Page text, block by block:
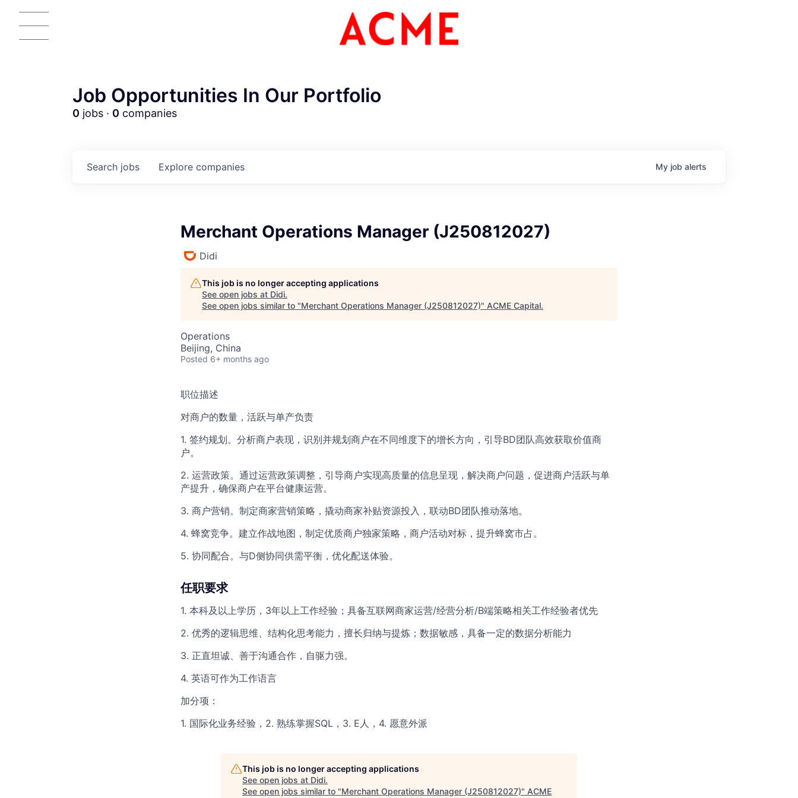
ACME Homepage
Job Opportunities In Our Portfolio
0 jobs · 0 companies
Search jobs Explore companies My job alerts
Merchant Operations Manager (J250812027)
Didi
This job is no longer accepting applications
See open jobs at Didi.
See open jobs similar to "Merchant Operations Manager (J250812027)" ACME Capital.
Operations
Beijing, China
Posted 6+ months ago
职位描述
对商户的数量，活跃与单产负责
1. 签约规划。分析商户表现，识别并规划商户在不同维度下的增长方向，引导BD团队高效获取价值商
户。
2. 运营政策。通过运营政策调整，引导商户实现高质量的信息呈现，解决商户问题，促进商户活跃与单
产提升，确保商户在平台健康运营。
3. 商户营销。制定商家营销策略，撬动商家补贴资源投入，联动BD团队推动落地。
4. 蜂窝竞争。建立作战地图，制定优质商户独家策略，商户活动对标，提升蜂窝市占。
5. 协同配合。与D侧协同供需平衡，优化配送体验。
任职要求
1. 本科及以上学历，3年以上工作经验；具备互联网商家运营/经营分析/B端策略相关工作经验者优先
2. 优秀的逻辑思维、结构化思考能力，擅长归纳与提炼；数据敏感，具备一定的数据分析能力
3. 正直坦诚、善于沟通合作，自驱力强。
4. 英语可作为工作语言
加分项：
1. 国际化业务经验，2. 熟练掌握SQL，3. E人，4. 愿意外派
This job is no longer accepting applications
See open jobs at Didi.
See open jobs similar to "Merchant Operations Manager (J250812027)" ACME